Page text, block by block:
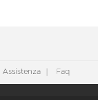
Assistenza Faq